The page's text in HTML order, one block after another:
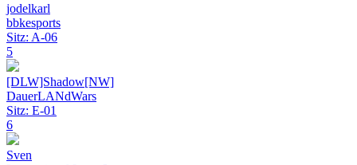
jodelkarl
bbkesports
Sitz: A-06
5
[DLW]Shadow[NW]
DauerLANdWars
Sitz: E-01
6
Sven